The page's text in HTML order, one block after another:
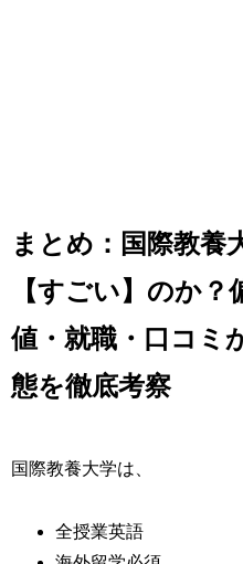
まとめ：国際教養
【すごい】のか？
値・就職・口コミ
態を徹底考察
国際教養大学は、
全授業英語